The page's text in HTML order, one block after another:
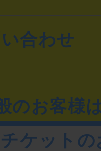
合わせ
のお客様
ケット